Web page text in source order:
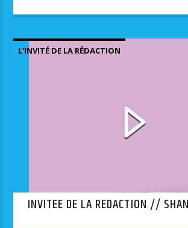
L'INVITÉ DE LA RÉDACTION
INVITEE DE LA REDACTION //